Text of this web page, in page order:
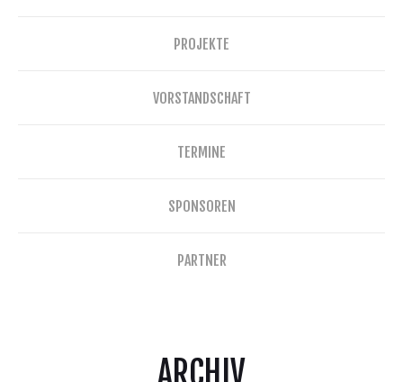
PROJEKTE
VORSTANDSCHAFT
TERMINE
SPONSOREN
PARTNER
ARCHIV